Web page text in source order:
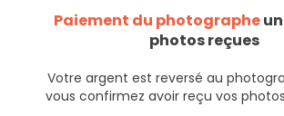
Paiement du photographe
photos reçues
Votre argent est reversé au
vous confirmez avoir reçu vos